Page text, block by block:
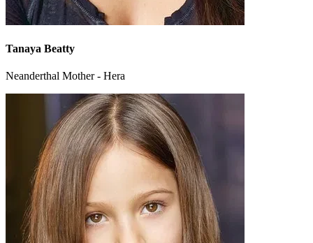
Tanaya Beatty
Neanderthal Mother - Hera